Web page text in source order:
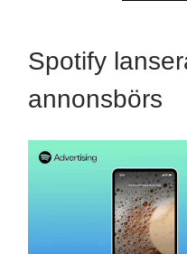
Spotify
annonsbörs